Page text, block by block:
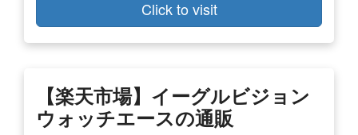
Click to visit
【楽天市場】イーグルビジョン
ウォッチエースの通販